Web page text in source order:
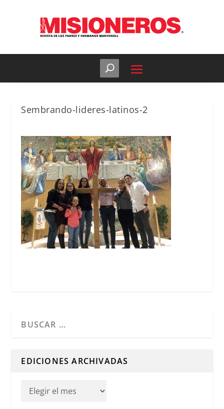
Sembrando-lideres-latinos-2
EDICIONES ARCHIVADAS